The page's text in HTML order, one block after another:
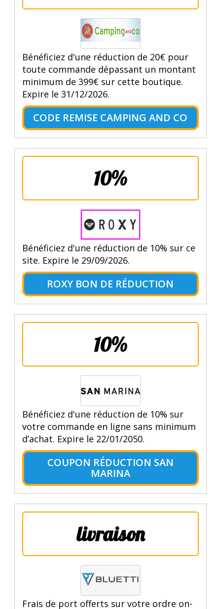
Bénéficiez d'une réduction de 20€ pour
toute commande dépassant un montant
minimum de 399€ sur cette boutique.
Expire le 31/12/2026.
CODE REMISE CAMPING AND CO
10%
Bénéficiez d'une réduction de 10% sur ce
site. Expire le 29/09/2026.
ROXY BON DE RÉDUCTION
10%
Bénéficiez d'une réduction de 10% sur
votre commande en ligne sans minimum
d’achat. Expire le 22/01/2050.
COUPON RÉDUCTION SAN
MARINA
livraison
Frais de port offerts sur votre ordre on-